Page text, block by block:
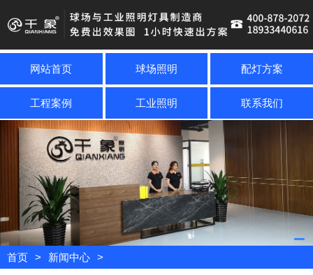
网站首页 球场照明 配灯方案
工程案例 工业照明 联系我们
首页 > 新闻中心 >